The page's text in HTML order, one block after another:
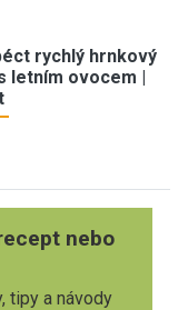
rychlý hrnkový
letním ovocem |
nebo
tipy a návody